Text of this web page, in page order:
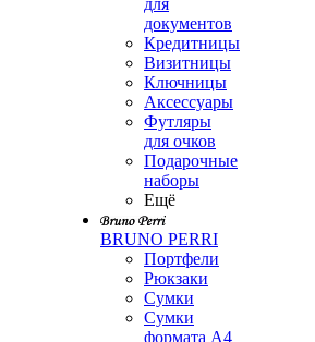
для
документов
Кредитницы
Визитницы
Ключницы
Аксессуары
Футляры
для очков
Подарочные
наборы
Ещё
BRUNO PERRI
Портфели
Рюкзаки
Сумки
Сумки
формата А4